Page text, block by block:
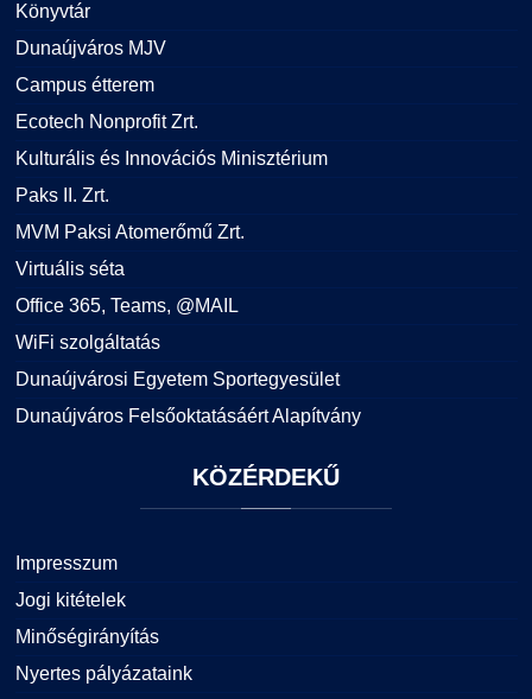
Könyvtár
Dunaújváros MJV
Campus étterem
Ecotech Nonprofit Zrt.
Kulturális és Innovációs Minisztérium
Paks II. Zrt.
MVM Paksi Atomerőmű Zrt.
Virtuális séta
Office 365, Teams, @MAIL
WiFi szolgáltatás
Dunaújvárosi Egyetem Sportegyesület
Dunaújváros Felsőoktatásáért Alapítvány
KÖZÉRDEKŰ
Impresszum
Jogi kitételek
Minőségirányítás
Nyertes pályázataink